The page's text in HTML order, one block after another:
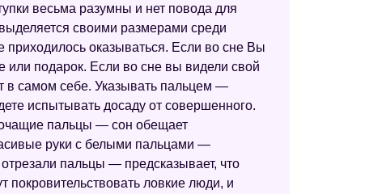
Сонник XXI века
Сонник Юноны
Американский сонник Дениз Линн
Персидский сонник Тифлиси
Сонник идиом
весьма разумны и нет повода для
своими размерами среди
оказываться. Если во сне Вы
подарок. Если во сне вы видели свой
в самом себе. Указывать пальцем —
испытывать досаду от совершенного.
пальцы — сон обещает
руки с белыми пальцами —
пальцы — предсказывает, что
покровительствовать ловкие люди, и